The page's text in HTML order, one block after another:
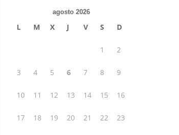
agosto 2026
L M X J V S D
1 2
3 4 5 6 7 8 9
10 11 12 13 14 15 16
17 18 19 20 21 22 23